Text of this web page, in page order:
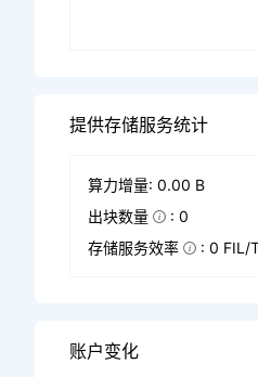
提供存储服务统计
算力增量: 0.00 B
出块数量
: 0
存储服务效率
: 0 FIL/
账户变化